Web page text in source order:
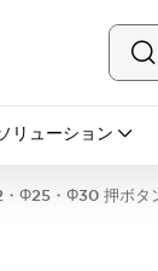
リューション
Φ25・Φ30 押ボタ